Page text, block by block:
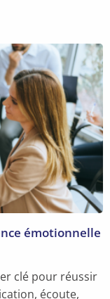
émotionnelle
clé pour réussir
écoute,